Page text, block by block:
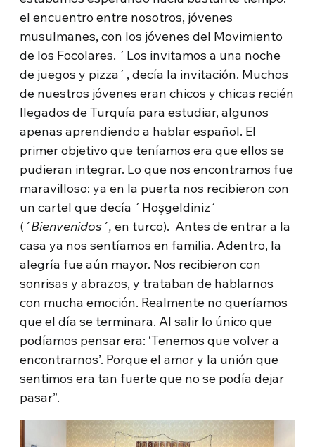
el encuentro entre nosotros, jóvenes
musulmanes, con los jóvenes del Movimiento
de los Focolares. ´Los invitamos a una noche
de juegos y pizza´, decía la invitación. Muchos
de nuestros jóvenes eran chicos y chicas recién
llegados de Turquía para estudiar, algunos
apenas aprendiendo a hablar español. El
primer objetivo que teníamos era que ellos se
pudieran integrar. Lo que nos encontramos fue
maravilloso: ya en la puerta nos recibieron con
un cartel que decía ´Hoşgeldiniz´
( ´Bienvenidos´, en turco). Antes de entrar a la
casa ya nos sentíamos en familia. Adentro, la
alegría fue aún mayor. Nos recibieron con
sonrisas y abrazos, y trataban de hablarnos
con mucha emoción. Realmente no queríamos
que el día se terminara. Al salir lo único que
podíamos pensar era: ‘Tenemos que volver a
encontrarnos’. Porque el amor y la unión que
sentimos era tan fuerte que no se podía dejar
pasar”.